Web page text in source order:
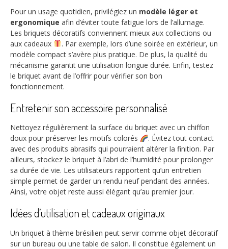
Pour un usage quotidien, privilégiez un modèle léger et
ergonomique afin d’éviter toute fatigue lors de l’allumage.
Les briquets décoratifs conviennent mieux aux collections ou
aux cadeaux
. Par exemple, lors d’une soirée en extérieur, un
modèle compact s’avère plus pratique. De plus, la qualité du
mécanisme garantit une utilisation longue durée. Enfin, testez
le briquet avant de l’offrir pour vérifier son bon
fonctionnement.
Entretenir son accessoire personnalisé
Nettoyez régulièrement la surface du briquet avec un chiffon
doux pour préserver les motifs colorés
. Évitez tout contact
avec des produits abrasifs qui pourraient altérer la finition. Par
ailleurs, stockez le briquet à l’abri de l’humidité pour prolonger
sa durée de vie. Les utilisateurs rapportent qu’un entretien
simple permet de garder un rendu neuf pendant des années.
Ainsi, votre objet reste aussi élégant qu’au premier jour.
Idées d’utilisation et cadeaux originaux
Un briquet à thème brésilien peut servir comme objet décoratif
sur un bureau ou une table de salon. Il constitue également un